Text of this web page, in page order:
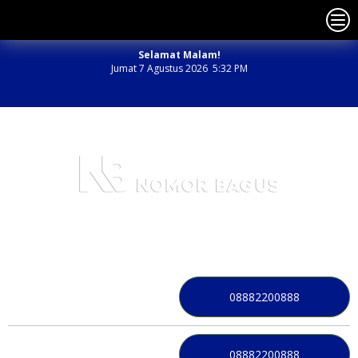
Selamat Malam!
Jumat 7 Agustus 2026 5:32 PM
08882200888
08882200888